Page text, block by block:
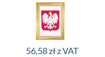
56,58 zł